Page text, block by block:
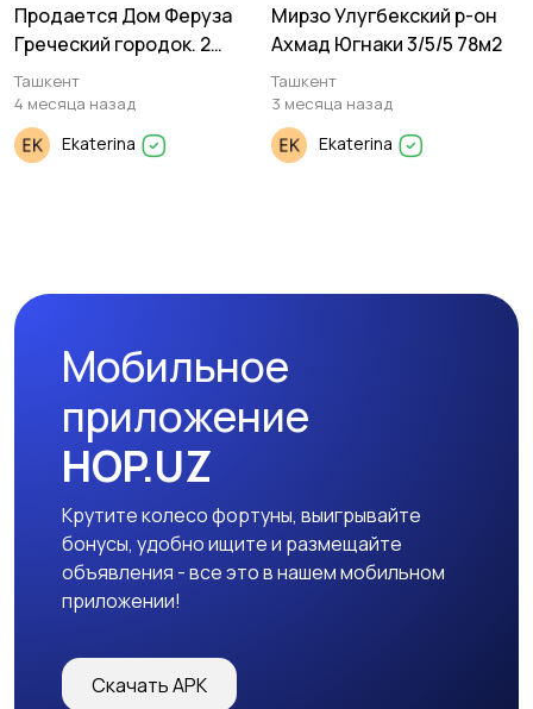
Продается Дом Феруза
Греческий городок. 2
уровня. 160м². 2 сотки
земли.
Ташкент
4 месяца назад
Ekaterina
Мирзо Улугбекский р-он
Ахмад Югнаки 3/5/5 78м2
Ташкент
3 месяца назад
Ekaterina
Мобильное
приложение
HOP.UZ
Крутите колесо фортуны, выигрывайте
бонусы, удобно ищите и размещайте
объявления - все это в нашем мобильном
приложении!
Скачать APK